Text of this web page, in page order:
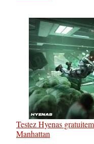
Testez Hyenas
Manhattan